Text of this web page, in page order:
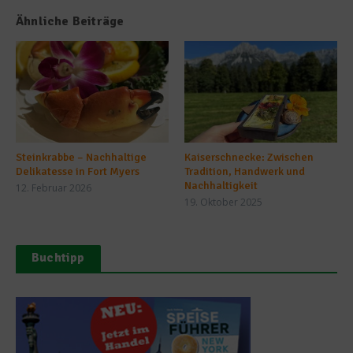
Ähnliche Beiträge
Steinkrabbe – Nachhaltige
Delikatesse in Fort Myers
12. Februar 2026
Kaiserschnecke: Zwischen
Tradition, Handwerk und
Nachhaltigkeit
19. Oktober 2025
Buchtipp